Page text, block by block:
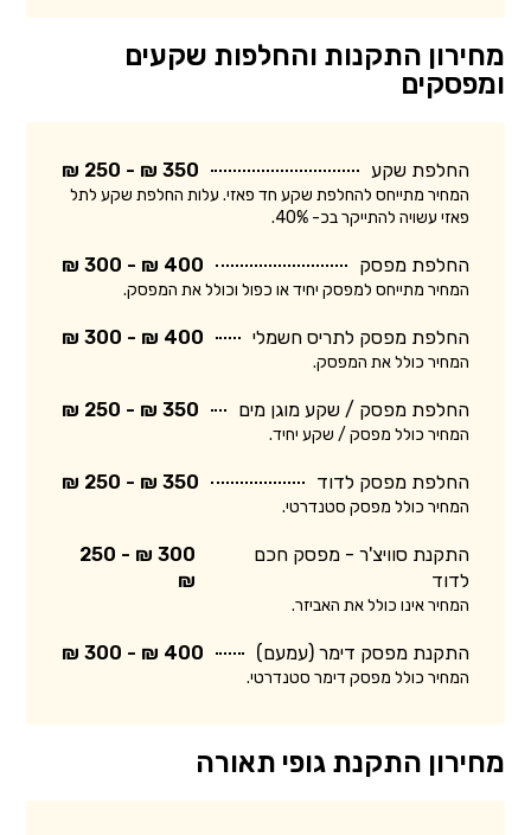
מחירון התקנות והחלפות שקעים
ומפסקים
החלפת שקע 350 ₪ - 250 ₪
המחיר מתייחס להחלפת שקע חד פאזי. עלות החלפת שקע לתל
פאזי עשויה להתייקר בכ- 40%.
החלפת מפסק 400 ₪ - 300 ₪
המחיר מתייחס למפסק יחיד או כפול וכולל את המפסק.
החלפת מפסק לתריס חשמלי 400 ₪ - 300 ₪
המחיר כולל את המפסק.
החלפת מפסק / שקע מוגן מים 350 ₪ - 250 ₪
המחיר כולל מפסק / שקע יחיד.
החלפת מפסק לדוד 350 ₪ - 250 ₪
המחיר כולל מפסק סטנדרטי.
התקנת סוויצ'ר - מפסק חכם
לדוד
300 ₪ - 250
₪
המחיר אינו כולל את האביזר.
התקנת מפסק דימר (עמעם) 400 ₪ - 300 ₪
המחיר כולל מפסק דימר סטנדרטי.
מחירון התקנת גופי תאורה